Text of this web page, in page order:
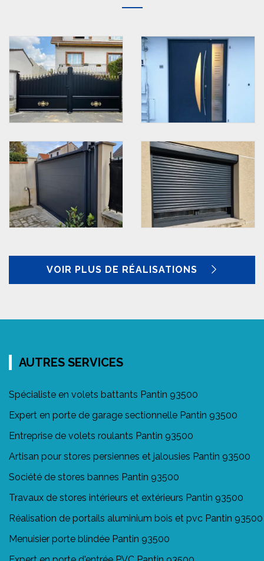
VOIR PLUS DE RÉALISATIONS
AUTRES SERVICES
Spécialiste en volets battants Pantin 93500
Expert en porte de garage sectionnelle Pantin 93500
Entreprise de volets roulants Pantin 93500
Artisan pour stores persiennes et jalousies Pantin 93500
Société de stores bannes Pantin 93500
Travaux de stores intérieurs et extérieurs Pantin 93500
Réalisation de portails aluminium bois et pvc Pantin 93500
Menuisier porte blindée Pantin 93500